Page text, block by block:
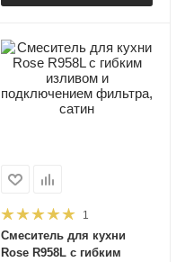
1
Смеситель для кухни
Rose R958L с гибким